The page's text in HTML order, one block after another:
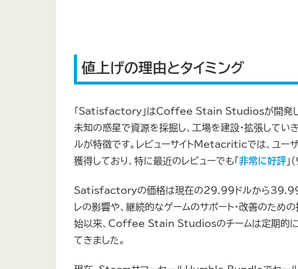
値上げの理由とタイミング
「Satisfactory」はCoffee Stain Studiosが開発した
未知の惑星で資源を採掘し、工場を建設・拡張してい
ルが特徴です。レビューサイトMetacriticでは、ユーザ
獲得しており、特に最近のレビューでも「非常に好評」
Satisfactoryの価格は現在の29.99ドルから39.99ド
レの影響や、継続的なゲームのサポート・改善のた
始以来、Coffee Stain Studiosのチームは定期的に
てきました。